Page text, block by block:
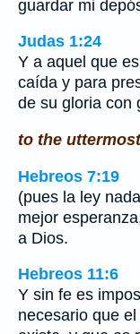
guardar mi
Judas 1:24
Y a aquel que
caída y para
de su gloria con
to the
Hebreos 7:19
(pues la ley
mejor
a Dios.
Hebreos 11:6
Y sin fe es
necesario que